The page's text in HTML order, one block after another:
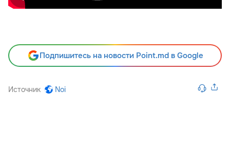
Подпишитесь на новости Point.md в Google
Источник Noi